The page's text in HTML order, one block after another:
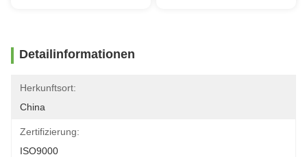
Detailinformationen
Herkunftsort:
China
Zertifizierung:
ISO9000